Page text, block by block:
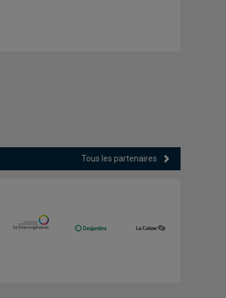
Tous les partenaires